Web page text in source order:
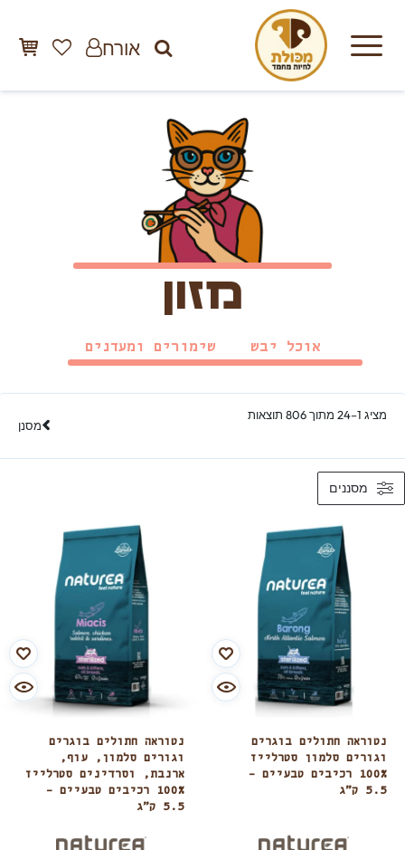
אורח
מזון
אוכל יבש שימורים ומעדנים
מציג 1–24 מתוך 806 תוצאות
מסנן
מסננים
נטוראה חתולים בוגרים
וגורים סלמון סטרלייז
100% רכיבים טבעיים –
5.5 ק”ג
נטוראה חתולים בוגרים
וגורים סלמון, עוף,
ארנבת, וסרדינים סטרלייז
100% רכיבים טבעיים –
5.5 ק”ג